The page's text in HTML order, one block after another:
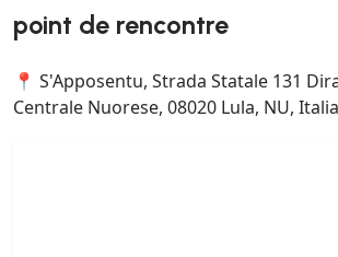
point de rencontre
📍 S'Apposentu, Strada Statale 131
Centrale Nuorese, 08020 Lula, NU, Italia